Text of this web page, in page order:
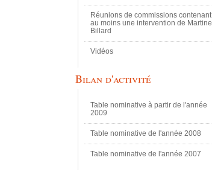
Réunions de commissions contenant
au moins une intervention de Martine
Billard
Vidéos
Bilan d'activité
Table nominative à partir de l'année
2009
Table nominative de l'année 2008
Table nominative de l'année 2007